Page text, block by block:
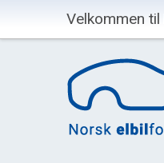
Velkommen til